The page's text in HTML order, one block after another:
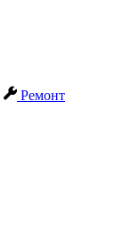
Ремонт